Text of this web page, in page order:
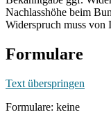
Nachlasshöhe beim
Widerspruch muss von
Formulare
Text überspringen
Formulare: keine